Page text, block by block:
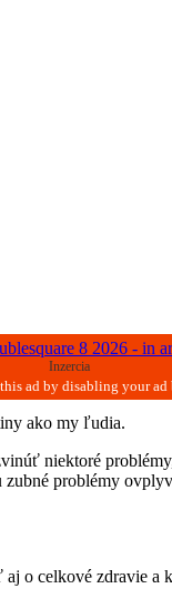
Inzercia
ako my ľudia.
niektoré
problémy
o celkové zdravie a